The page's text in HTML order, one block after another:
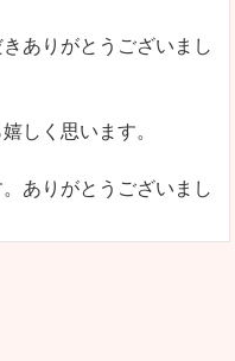
ありがとうございまし
しく思います。
ありがとうございまし